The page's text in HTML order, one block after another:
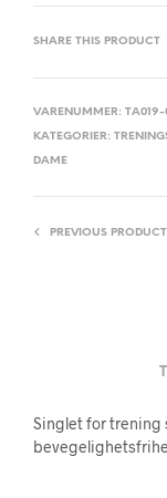
SHARE THIS PRODUCT
VARENUMMER: TA019-
KATEGORIER:
DAME
PREVIOUS PRODUCT
Singlet for trening